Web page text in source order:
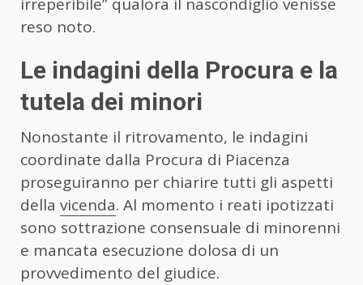
irreperibile” qualora il nascondiglio venisse
reso noto.
Le indagini della Procura e la
tutela dei minori
Nonostante il ritrovamento, le indagini
coordinate dalla Procura di Piacenza
proseguiranno per chiarire tutti gli aspetti
della vicenda. Al momento i reati ipotizzati
sono sottrazione consensuale di minorenni
e mancata esecuzione dolosa di un
provvedimento del giudice.